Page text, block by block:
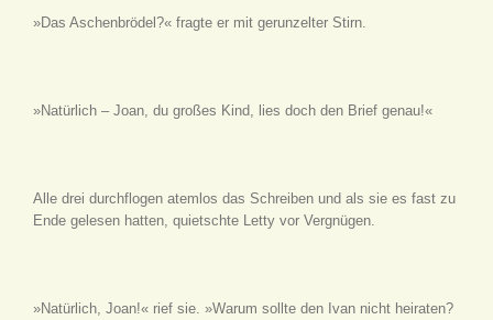
»Das Aschenbrödel?« fragte er mit gerunzelter Stirn.
»Natürlich – Joan, du großes Kind, lies doch den Brief genau!«
Alle drei durchflogen atemlos das Schreiben und als sie es fast zu
Ende gelesen hatten, quietschte Letty vor Vergnügen.
»Natürlich, Joan!« rief sie. »Warum sollte den Ivan nicht heiraten?